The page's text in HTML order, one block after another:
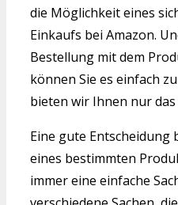
die Möglichkeit eines
Einkaufs bei Amazon.
Bestellung mit dem
können Sie es einfach
bieten wir Ihnen nur das
Eine gute Entscheidung
eines bestimmten
immer eine einfache